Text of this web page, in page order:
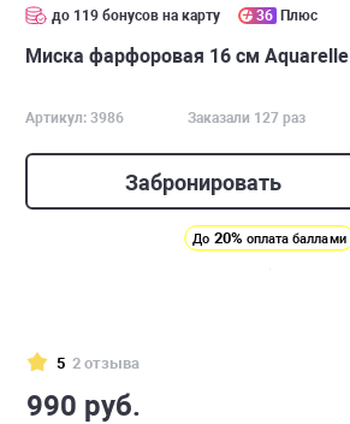
до 119 бонусов на карту 36 Плюс
Миска фарфоровая 16 см Aquarelle
Артикул: 3986 Заказали 127 раз
Забронировать
До 20% оплата баллами
5 2 отзыва
990 руб.